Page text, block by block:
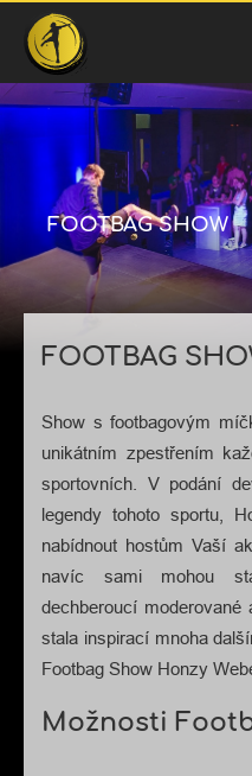
E-
FOOTBAG SHOW
FOOTBAG
Show s footbagovým
unikátním zpestřením
sportovních. V podání
legendy tohoto sportu,
nabídnout hostům Vaší
navíc sami mohou
dechberoucí
stala inspirací mnoha
Footbag Show Honzy
Možnosti